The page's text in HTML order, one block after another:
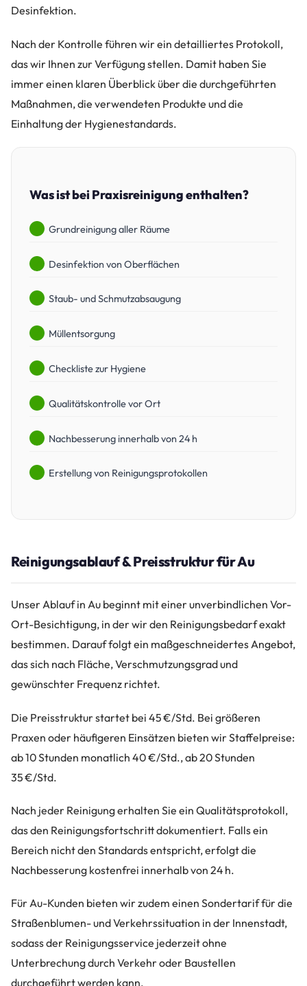
Desinfektion.
Nach der Kontrolle führen wir ein detailliertes Protokoll,
das wir Ihnen zur Verfügung stellen. Damit haben Sie
immer einen klaren Überblick über die durchgeführten
Maßnahmen, die verwendeten Produkte und die
Einhaltung der Hygienestandards.
Was ist bei Praxisreinigung enthalten?
Grundreinigung aller Räume
Desinfektion von Oberflächen
Staub- und Schmutzabsaugung
Müllentsorgung
Checkliste zur Hygiene
Qualitätskontrolle vor Ort
Nachbesserung innerhalb von 24 h
Erstellung von Reinigungsprotokollen
Reinigungsablauf & Preisstruktur für Au
Unser Ablauf in Au beginnt mit einer unverbindlichen Vor-
Ort-Besichtigung, in der wir den Reinigungsbedarf exakt
bestimmen. Darauf folgt ein maßgeschneidertes Angebot,
das sich nach Fläche, Verschmutzungsgrad und
gewünschter Frequenz richtet.
Die Preisstruktur startet bei 45 €/Std. Bei größeren
Praxen oder häufigeren Einsätzen bieten wir Staffelpreise:
ab 10 Stunden monatlich 40 €/Std., ab 20 Stunden
35 €/Std.
Nach jeder Reinigung erhalten Sie ein Qualitätsprotokoll,
das den Reinigungsfortschritt dokumentiert. Falls ein
Bereich nicht den Standards entspricht, erfolgt die
Nachbesserung kostenfrei innerhalb von 24 h.
Für Au-Kunden bieten wir zudem einen Sondertarif für die
Straßenblumen- und Verkehrssituation in der Innenstadt,
sodass der Reinigungsservice jederzeit ohne
Unterbrechung durch Verkehr oder Baustellen
durchgeführt werden kann.